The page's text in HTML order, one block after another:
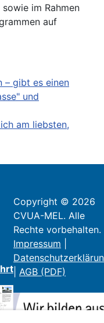
im Rahmen
auf
– gibt es einen
und
am liebsten,
Copyright © 2026
CVUA-MEL. Alle
Rechte vorbehalten.
Impressum
AGB (PDF)